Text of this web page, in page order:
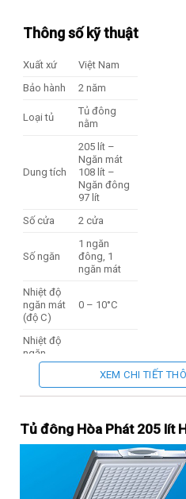
Thông số kỹ thuật
Xuất xứ
Việt Nam
Bảo hành
2 năm
Loại tủ
Tủ đông
nằm
Dung tích
205 lít –
Ngăn mát
108 lít –
Ngăn đông
97 lít
Số cửa
2 cửa
Số ngăn
1 ngăn
đông, 1
ngăn mát
Nhiệt độ
ngăn mát
(độ C)
0 – 10°C
Nhiệt độ
ngăn
đông (độ
≤ -18ºC
lạnh
Đồng
XEM CHI TIẾT
Tủ đông Hòa Phát 205 lít